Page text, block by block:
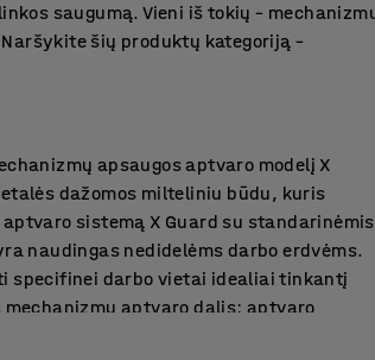
saugumą. Vieni iš tokių –
šių produktų kategoriją –
apsaugos aptvaro modelį X
dažomos milteliniu būdu, kuris
sistemą X Guard su standarinėmis
naudingas nedidelėms darbo erdvėms.
specifinei darbo vietai idealiai tinkantį
aptvaro dalis: aptvaro